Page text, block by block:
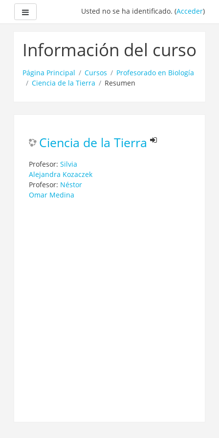
contenido
Usted no se ha identificado. (Acceder)
Información del curso
Página Principal Cursos
Profesorado en Biología
Ciencia de la Tierra
Resumen
Ciencia de la Tierra
Profesor: Silvia
Alejandra Kozaczek
Profesor: Néstor
Omar Medina